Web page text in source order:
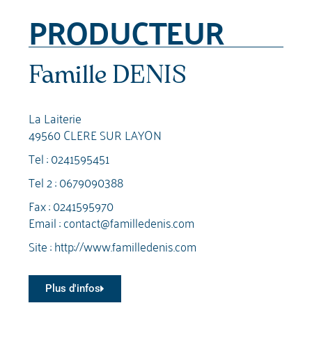
PRODUCTEUR
Famille DENIS
La Laiterie
49560 CLERE SUR LAYON
Tel :0241595451
Tel 2 :0679090388
Fax : 0241595970
Email :contact@familledenis.com
Site :http://www.familledenis.com
Plus d'infos